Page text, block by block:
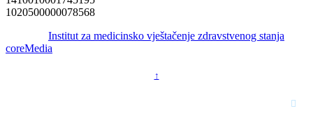
1020500000078568
Institut za medicinsko vještačenje zdravstvenog stanja
coreMedia
↑
